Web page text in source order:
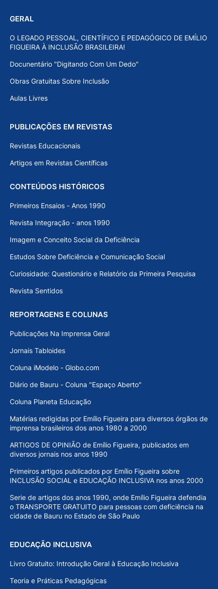
GERAL
O LEGADO PESSOAL, CIENTÍFICO E PEDAGÓGICO DE EMÍLIO
FIGUEIRA À INCLUSÃO BRASILEIRA!
Docunentário "Digitando Com Um Dedo"
Obras Gratuitas Sobre Inclusão
Aulas Livres
PUBLICAÇÕES EM REVISTAS
Revistas Educacionais
Artigos em Revistas Científicas
CONTEÚDOS HISTÓRICOS
Primeiros Ensaios - Anos 1990
Revista Integração - anos 1990
Imagem e Conceito Social da Deficiência
Estudos Sobre Deficiência e Comunicação Social
Curiosidade: Questionário e Relatório da Primeira Pesquisa
Revista Sentidos
REPORTAGENS E COLUNAS
Publicações Na Imprensa Geral
Jornais Tabloides
Coluna iModelo - Globo.com
Diário de Bauru - Coluna "Espaço Aberto"
Coluna Planeta Educação
Matérias redigidas por Emílio Figueira para diversos órgãos de
imprensa brasileiros dos anos 1980 a 2000
ARTIGOS DE OPINIÃO de Emílio Figueira, publicados em
diversos jornais nos anos 1990
Primeiros artigos publicados por Emílio Figueira sobre
INCLUSÃO SOCIAL e EDUCAÇÃO INCLUSIVA nos anos 2000
Serie de artigos dos anos 1990, onde Emílio Figueira defendia
o TRANSPORTE GRATUITO para pessoas com deficiência na
cidade de Bauru no Estado de São Paulo
EDUCAÇÃO INCLUSIVA
Livro Gratuito: Introdução Geral à Educação Inclusiva
Teoria e Práticas Pedagógicas